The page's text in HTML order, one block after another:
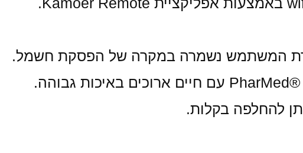
המשתמש נשמרה במקרה של הפסקת חשמל.
להחלפה בקלות.